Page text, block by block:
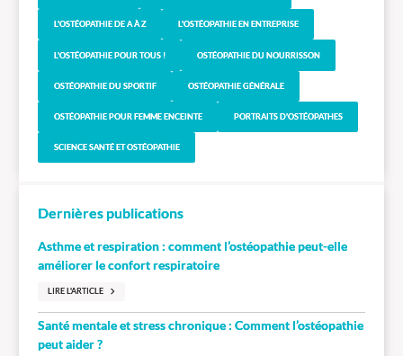
L'OSTÉOPATHIE DE A À Z L'OSTÉOPATHIE EN ENTREPRISE
L'OSTÉOPATHIE POUR TOUS ! OSTÉOPATHIE DU NOURRISSON
OSTÉOPATHIE DU SPORTIF OSTÉOPATHIE GÉNÉRALE
OSTÉOPATHIE POUR FEMME ENCEINTE PORTRAITS D'OSTÉOPATHES
SCIENCE SANTÉ ET OSTÉOPATHIE
Dernières publications
Asthme et respiration : comment l’ostéopathie peut-elle
améliorer le confort respiratoire
LIRE L'ARTICLE
Santé mentale et stress chronique : Comment l’ostéopathie
peut aider ?